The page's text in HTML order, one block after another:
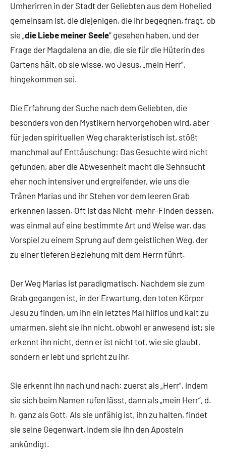
Umherirren in der Stadt der Geliebten aus dem Hohelied
gemeinsam ist, die diejenigen, die ihr begegnen, fragt, ob
sie „die Liebe meiner Seele“ gesehen haben, und der
Frage der Magdalena an die, die sie für die Hüterin des
Gartens hält, ob sie wisse, wo Jesus, „mein Herr“,
hingekommen sei.
Die Erfahrung der Suche nach dem Geliebten, die
besonders von den Mystikern hervorgehoben wird, aber
für jeden spirituellen Weg charakteristisch ist, stößt
manchmal auf Enttäuschung: Das Gesuchte wird nicht
gefunden, aber die Abwesenheit macht die Sehnsucht
eher noch intensiver und ergreifender, wie uns die
Tränen Marias und ihr Stehen vor dem leeren Grab
erkennen lassen. Oft ist das Nicht-mehr-Finden dessen,
was einmal auf eine bestimmte Art und Weise war, das
Vorspiel zu einem Sprung auf dem geistlichen Weg, der
zu einer tieferen Beziehung mit dem Herrn führt.
Der Weg Marias ist paradigmatisch. Nachdem sie zum
Grab gegangen ist, in der Erwartung, den toten Körper
Jesu zu finden, um ihn ein letztes Mal hilflos und kalt zu
umarmen, sieht sie ihn nicht, obwohl er anwesend ist; sie
erkennt ihn nicht, denn er ist nicht tot, wie sie glaubt,
sondern er lebt und spricht zu ihr.
Sie erkennt ihn nach und nach: zuerst als „Herr“, indem
sie sich beim Namen rufen lässt, dann als „mein Herr“, d.
h. ganz als Gott. Als sie unfähig ist, ihn zu halten, findet
sie seine Gegenwart, indem sie ihn den Aposteln
ankündigt.